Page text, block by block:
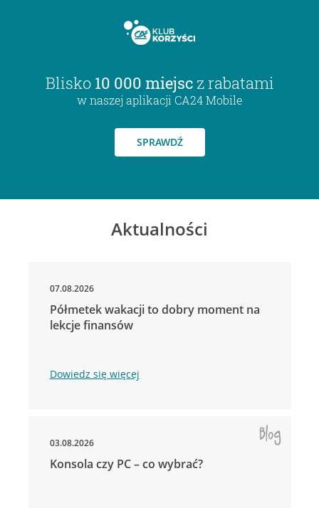
Blisko 10 000 miejsc z rabatami
w naszej aplikacji CA24 Mobile
SPRAWDŹ
Aktualności
07.08.2026
Półmetek wakacji to dobry moment na
lekcje finansów
Dowiedz się więcej
03.08.2026
Konsola czy PC – co wybrać?